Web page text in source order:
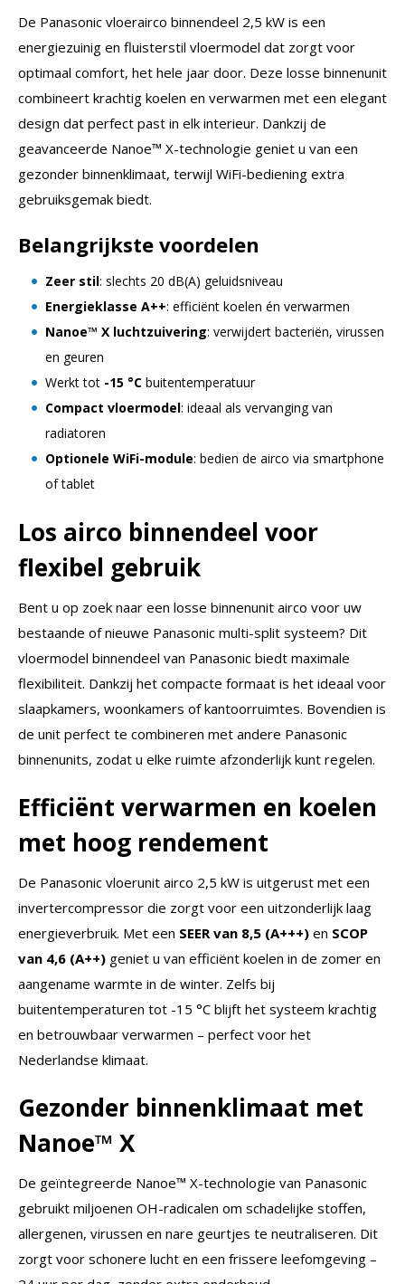
De Panasonic vloerairco binnendeel 2,5 kW is een
energiezuinig en fluisterstil vloermodel dat zorgt voor
optimaal comfort, het hele jaar door. Deze losse binnenunit
combineert krachtig koelen en verwarmen met een elegant
design dat perfect past in elk interieur. Dankzij de
geavanceerde Nanoe™ X-technologie geniet u van een
gezonder binnenklimaat, terwijl WiFi-bediening extra
gebruiksgemak biedt.
Belangrijkste voordelen
Zeer stil: slechts 20 dB(A) geluidsniveau
Energieklasse A++: efficiënt koelen én verwarmen
Nanoe™ X luchtzuivering: verwijdert bacteriën, virussen
en geuren
Werkt tot -15 °C buitentemperatuur
Compact vloermodel: ideaal als vervanging van
radiatoren
Optionele WiFi-module: bedien de airco via smartphone
of tablet
Los airco binnendeel voor
flexibel gebruik
Bent u op zoek naar een losse binnenunit airco voor uw
bestaande of nieuwe Panasonic multi-split systeem? Dit
vloermodel binnendeel van Panasonic biedt maximale
flexibiliteit. Dankzij het compacte formaat is het ideaal voor
slaapkamers, woonkamers of kantoorruimtes. Bovendien is
de unit perfect te combineren met andere Panasonic
binnenunits, zodat u elke ruimte afzonderlijk kunt regelen.
Efficiënt verwarmen en koelen
met hoog rendement
De Panasonic vloerunit airco 2,5 kW is uitgerust met een
invertercompressor die zorgt voor een uitzonderlijk laag
energieverbruik. Met een SEER van 8,5 (A+++) en SCOP
van 4,6 (A++) geniet u van efficiënt koelen in de zomer en
aangename warmte in de winter. Zelfs bij
buitentemperaturen tot -15 °C blijft het systeem krachtig
en betrouwbaar verwarmen – perfect voor het
Nederlandse klimaat.
Gezonder binnenklimaat met
Nanoe™ X
De geïntegreerde Nanoe™ X-technologie van Panasonic
gebruikt miljoenen OH-radicalen om schadelijke stoffen,
allergenen, virussen en nare geurtjes te neutraliseren. Dit
zorgt voor schonere lucht en een frissere leefomgeving –